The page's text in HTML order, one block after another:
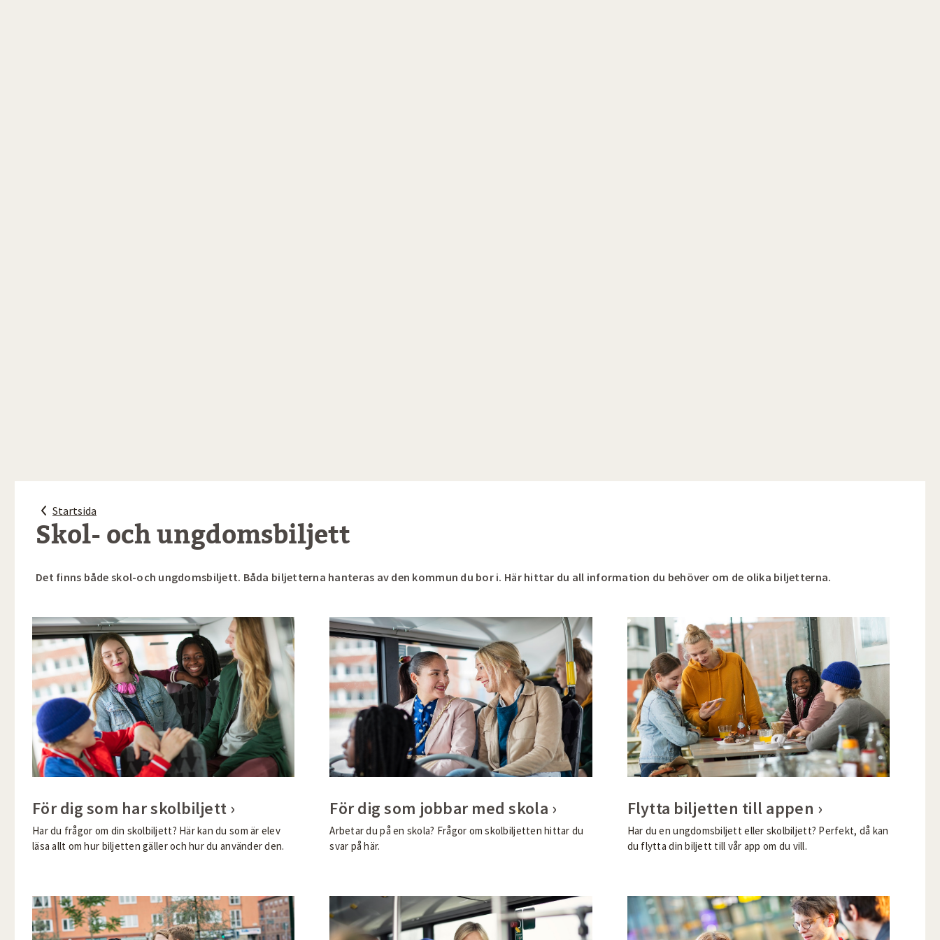
Startsida
Skol- och ungdomsbiljett
Det finns både skol-och ungdomsbiljett. Båda biljetterna hanteras av den kommun du bor i. Här hittar du all information du behöver om de olika biljetterna.
För dig som har skolbiljett
Har du frågor om din skolbiljett? Här kan du som är elev
läsa allt om hur biljetten gäller och hur du använder den.
För dig som jobbar med skola
Arbetar du på en skola? Frågor om skolbiljetten hittar du
svar på här.
Flytta biljetten till appen
Har du en ungdomsbiljett eller skolbiljett? Perfekt, då kan
du flytta din biljett till vår app om du vill.